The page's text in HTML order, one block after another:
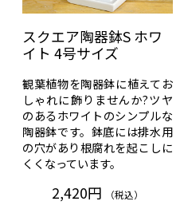
スクエア陶器鉢S ホワ
イト 4号サイズ
観葉植物を陶器鉢に植えてお
しゃれに飾りませんか?ツヤ
のあるホワイトのシンプルな
陶器鉢です。鉢底には排水用
の穴があり根腐れを起こしに
くくなっています。
2,420円 （税込）